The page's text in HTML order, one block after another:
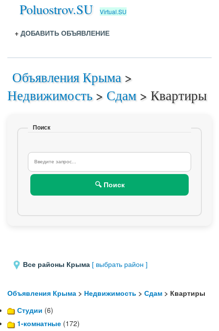
Poluostrov.SU Virtual.SU
+ ДОБАВИТЬ ОБЪЯВЛЕНИЕ
Объявления Крыма >
Недвижимость> Сдам > Квартиры
Поиск
🔍 Поиск
Все районы Крыма [ выбрать район ]
Объявления Крыма > Недвижимость > Сдам > Квартиры
Студии (6)
1-комнатные (172)